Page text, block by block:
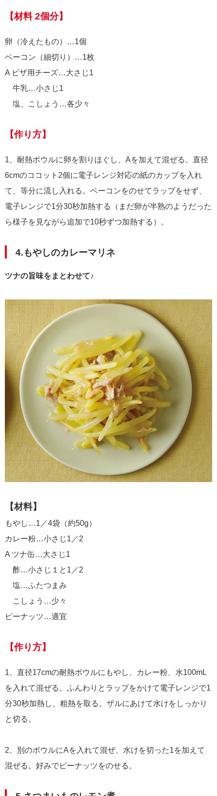
【材料 2個分】
卵（冷えたもの）…1個
ベーコン（細切り）…1枚
A ピザ用チーズ…大さじ1
牛乳…小さじ1
塩、こしょう…各少々
【作り方】
1、耐熱ボウルに卵を割りほぐし、Aを加えて混ぜる。直径
6cmのココット2個に電子レンジ対応の紙のカップを入れ
て、等分に流し入れる。ベーコンをのせてラップをせず、
電子レンジで1分30秒加熱する（まだ卵が半熟のようだった
ら様子を見ながら追加で10秒ずつ加熱する）。
4.もやしのカレーマリネ
ツナの旨味をまとわせて♪
【材料】
もやし…1／4袋（約50g）
カレー粉…小さじ1／2
A ツナ缶…大さじ1
酢…小さじ１と1／2
塩…ふたつまみ
こしょう…少々
ピーナッツ…適宜
【作り方】
1、直径17cmの耐熱ボウルにもやし、カレー粉、水100mL
を入れて混ぜる。ふんわりとラップをかけて電子レンジで1
分30秒加熱し、粗熱を取る。ザルにあけて水けをしっかり
と切る。
2、別のボウルにAを入れて混ぜ、水けを切った1を加えて
混ぜる。好みでピーナッツをのせる。